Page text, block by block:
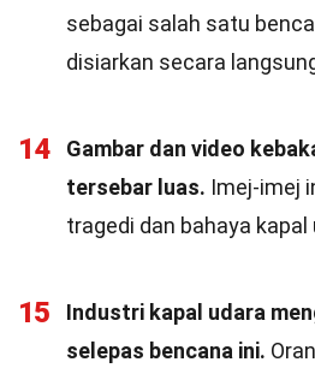
sebagai salah satu
disiarkan secara
14
Gambar dan video
tersebar luas. Imej-imej
tragedi dan bahaya kapal
15
Industri kapal udara
selepas bencana ini.